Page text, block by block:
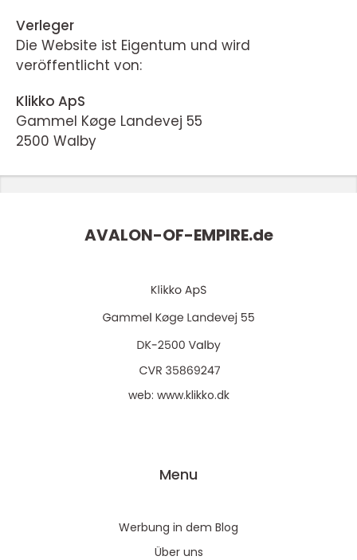
Verleger
Die Website ist Eigentum und wird
veröffentlicht von:
Klikko ApS
Gammel Køge Landevej 55
2500 Walby
AVALON-OF-EMPIRE.de
web: www.klikko.dk
Menu
Werbung in dem Blog
Über uns